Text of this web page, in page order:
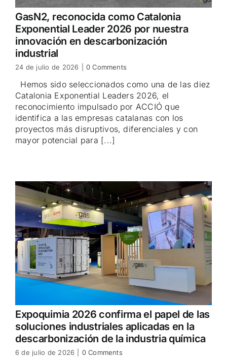
GasN2, reconocida como Catalonia
Exponential Leader 2026 por nuestra
innovación en descarbonización
industrial
24 de julio de 2026 0 Comments
Hemos sido seleccionados como una de las diez
Catalonia Exponential Leaders 2026, el
reconocimiento impulsado por ACCIÓ que
identifica a las empresas catalanas con los
proyectos más disruptivos, diferenciales y con
mayor potencial para [...]
Expoquimia 2026 confirma el papel de las
soluciones industriales aplicadas en la
descarbonización de la industria química
6 de julio de 2026 0 Comments